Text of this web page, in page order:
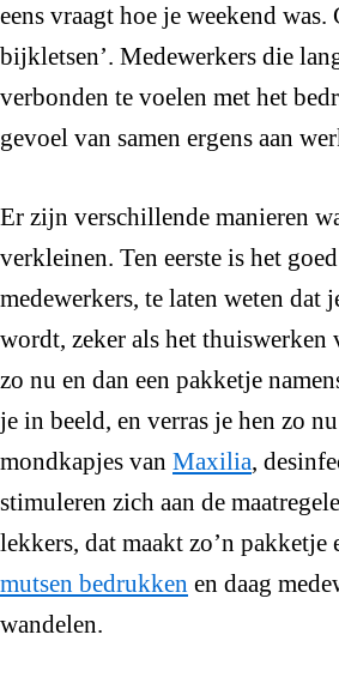
eens vraagt hoe je weekend
bijkletsen’. Medewerkers die
verbonden te voelen met het
gevoel van samen ergens aan
Er zijn verschillende manieren
verkleinen. Ten eerste is het
medewerkers, te laten weten dat
wordt, zeker als het
zo nu en dan een pakketje
je in beeld, en verras je hen zo
mondkapjes van Maxilia,
stimuleren zich aan de
lekkers, dat maakt zo’n
mutsen bedrukken en daag
wandelen.